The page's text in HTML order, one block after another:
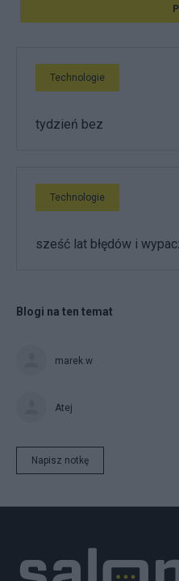
Technologie
tydzień bez
Technologie
sześć lat błędów i
Blogi na ten temat
marek.w
Atej
Napisz notkę